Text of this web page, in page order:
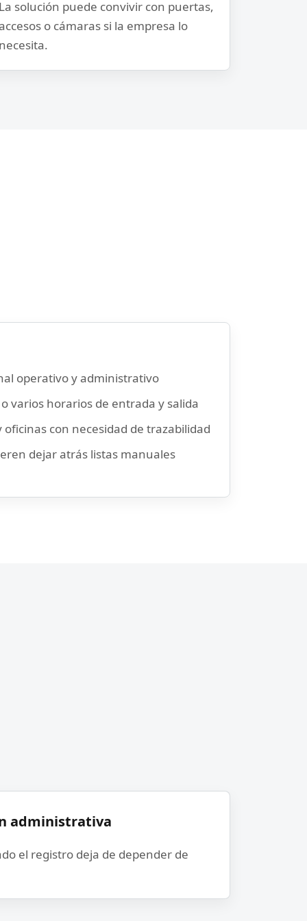
La solución puede convivir con puertas,
o cámaras si la empresa lo
necesita.
operativo y administrativo
varios horarios de entrada y salida
oficinas con necesidad de trazabilidad
dejar atrás listas manuales
administrativa
el registro deja de depender de